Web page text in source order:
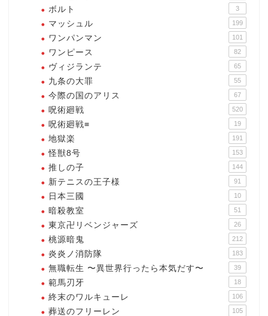
ボルト 3
マッシュル 199
ワンパンマン 101
ワンピース 82
ヴィジランテ 65
九条の大罪 55
今際の国のアリス 67
呪術廻戦 520
呪術廻戦≡ 19
地獄楽 191
怪獣8号 153
推しの子 144
新テニスの王子様 91
日本三國 10
暗殺教室 51
東京卍リベンジャーズ 26
桃源暗鬼 212
炎炎ノ消防隊 183
無職転生 〜異世界行ったら本気だす〜 39
範馬刃牙 18
終末のワルキューレ 106
葬送のフリーレン 105